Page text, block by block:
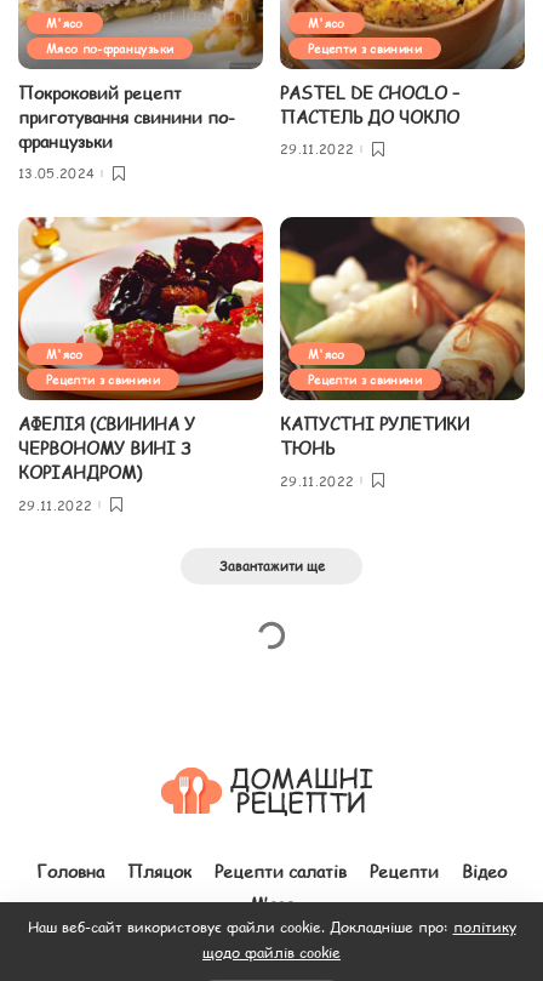
М'ясо
Мясо по-французьки
Покроковий рецепт
приготування свинини по-
французьки
13.05.2024
М'ясо
Рецепти з свинини
PASTEL DE CHOCLO –
ПАСТЕЛЬ ДО ЧОКЛО
29.11.2022
М'ясо
Рецепти з свинини
АФЕЛІЯ (СВИНИНА У
ЧЕРВОНОМУ ВИНІ З
КОРІАНДРОМ)
29.11.2022
М'ясо
Рецепти з свинини
КАПУСТНІ РУЛЕТИКИ
ТЮНЬ
29.11.2022
Завантажити ще
Головна Пляцок Рецепти салатів Рецепти
Відео
М’ясо
Наш веб-сайт використовує файли cookie. Докладніше про: політику
щодо файлів cookie